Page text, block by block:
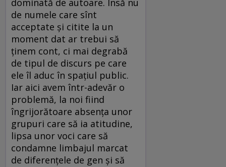
de numele care sînt
acceptate şi citite la un
moment dat ar trebui să
ţinem cont, ci mai degrabă
de tipul de discurs pe care
ele îl aduc în spaţiul public.
Iar aici avem într-adevăr o
problemă, la noi fiind
îngrijorătoare absenţa unor
grupuri care să ia atitudine,
lipsa unor voci care să
condamne limbajul marcat
de diferenţele de gen şi să